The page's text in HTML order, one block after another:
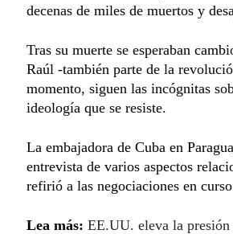
decenas de miles de muertos y
Tras su muerte se esperaban
Raúl -también parte de la
momento, siguen las incógnitas
ideología que se resiste.
La embajadora de Cuba en
entrevista de varios aspectos
refirió a las negociaciones en
Lea más: EE.UU. eleva la presión